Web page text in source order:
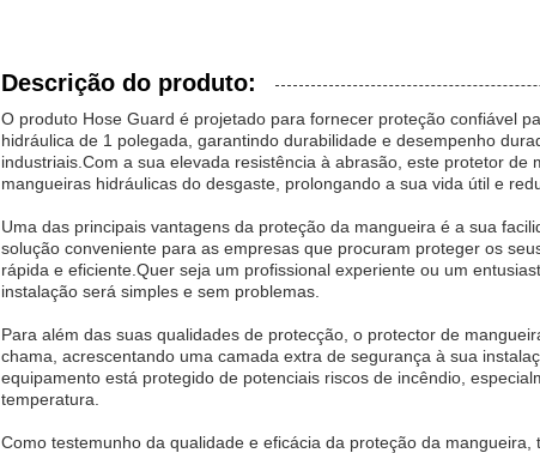
Descrição do produto:
O produto Hose Guard é projetado para fornecer proteção confiável
hidráulica de 1 polegada, garantindo durabilidade e desempenho
industriais.Com a sua elevada resistência à abrasão, este protetor de
mangueiras hidráulicas do desgaste, prolongando a sua vida útil e
Uma das principais vantagens da proteção da mangueira é a sua
solução conveniente para as empresas que procuram proteger os
rápida e eficiente.Quer seja um profissional experiente ou um
instalação será simples e sem problemas.
Para além das suas qualidades de protecção, o protector de
chama, acrescentando uma camada extra de segurança à sua
equipamento está protegido de potenciais riscos de incêndio,
temperatura.
Como testemunho da qualidade e eficácia da proteção da